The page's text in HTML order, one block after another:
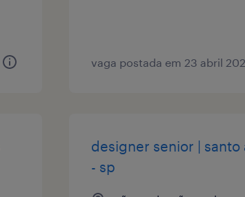
vaga postada em 23 abril
designer senior | santo
- sp